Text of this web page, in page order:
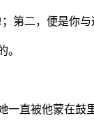
第二，便是你
。
直被他蒙在鼓